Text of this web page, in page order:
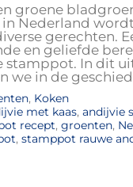
groene
Nederland
gerechten.
en geliefde
stamppot. In dit
we in de
, Koken
met kaas,andijvie
recept, groenten,
, stamppot rauwe